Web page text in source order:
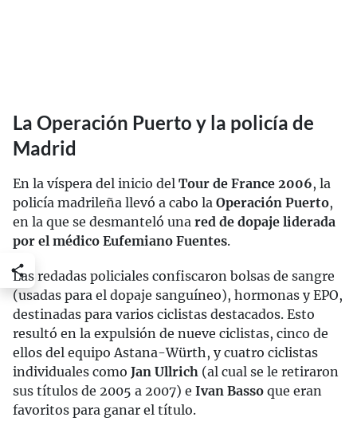
La Operación Puerto y la policía de
Madrid
En la víspera del inicio del Tour de France 2006, la
policía madrileña llevó a cabo la Operación Puerto,
en la que se desmanteló una red de dopaje liderada
por el médico Eufemiano Fuentes.
Las redadas policiales confiscaron bolsas de sangre
(usadas para el dopaje sanguíneo), hormonas y EPO,
destinadas para varios ciclistas destacados. Esto
resultó en la expulsión de nueve ciclistas, cinco de
ellos del equipo Astana-Würth, y cuatro ciclistas
individuales como Jan Ullrich (al cual se le retiraron
sus títulos de 2005 a 2007) e Ivan Basso que eran
favoritos para ganar el título.